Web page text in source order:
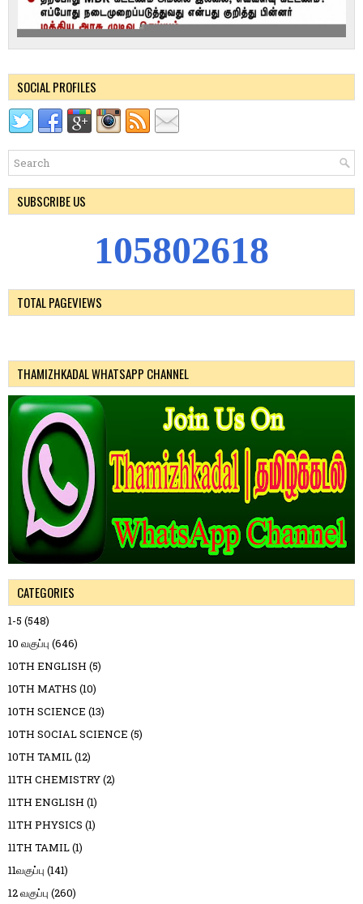
SOCIAL PROFILES
SUBSCRIBE US
105802618
TOTAL PAGEVIEWS
THAMIZHKADAL WHATSAPP CHANNEL
CATEGORIES
1-5 (548)
10 வகுப்பு (646)
10TH ENGLISH (5)
10TH MATHS (10)
10TH SCIENCE (13)
10TH SOCIAL SCIENCE (5)
10TH TAMIL(12)
11TH CHEMISTRY(2)
11TH ENGLISH (1)
11TH PHYSICS (1)
11TH TAMIL(1)
11வகுப்பு (141)
12 வகுப்பு (260)